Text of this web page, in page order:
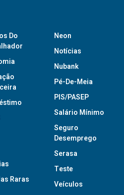
Do
Raras
Neon
Notícias
Nubank
Pé-De-Meia
PIS/PASEP
Salário Mínimo
Seguro
Desemprego
Serasa
Teste
Veículos